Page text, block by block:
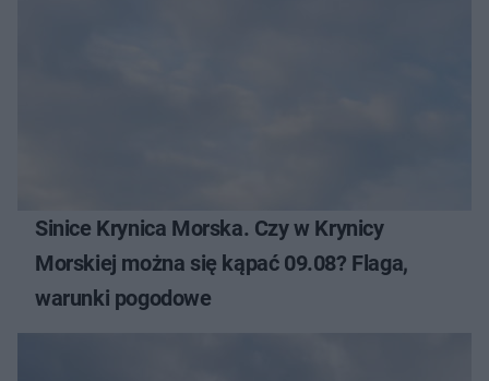
Sinice Krynica Morska. Czy w Krynicy
Morskiej można się kąpać 09.08? Flaga,
warunki pogodowe